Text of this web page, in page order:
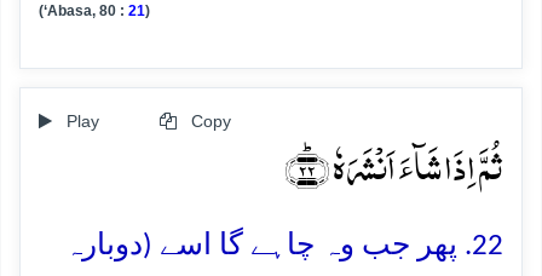
(‘Abasa, 80 : 21)
Play Copy
ثُمَّ اِذَا شَآءَ اَنۡشَرَہٗ ﴿ؕ۲۲﴾
22. پھر جب وہ چاہے گا اسے (دوبارہ